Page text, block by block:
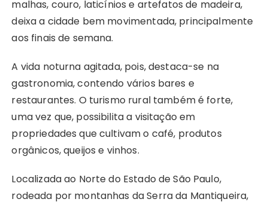
malhas, couro, laticínios e artefatos de madeira,
deixa a cidade bem movimentada, principalmente
aos finais de semana.
A vida noturna agitada, pois, destaca-se na
gastronomia, contendo vários bares e
restaurantes. O turismo rural também é forte,
uma vez que, possibilita a visitação em
propriedades que cultivam o café, produtos
orgânicos, queijos e vinhos.
Localizada ao Norte do Estado de São Paulo,
rodeada por montanhas da Serra da Mantiqueira,